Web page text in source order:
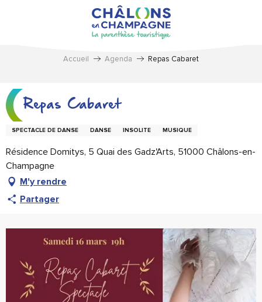
Accueil Agenda Repas Cabaret
Repas Cabaret
SPECTACLE DE DANSE DANSE INSOLITE MUSIQUE
Résidence Domitys, 5 Quai des Gadz'Arts, 51000 Châlons-en-
Champagne
M'y rendre
Partager